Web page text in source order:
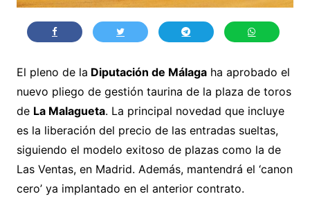
El pleno de la Diputación de Málagaha aprobado el
nuevo pliego de gestión taurina de la plaza de toros
de La Malagueta. La principal novedad que incluye
es la liberación del precio de las entradas sueltas,
siguiendo el modelo exitoso de plazas como la de
Las Ventas, en Madrid. Además, mantendrá el ‘canon
cero’ ya implantado en el anterior contrato.